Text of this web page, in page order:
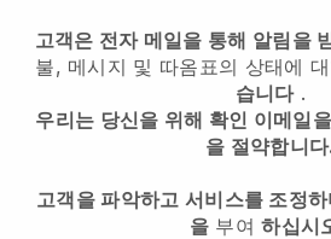
고객은 전자 메일을 통해 알림을
불, 메시지 및 따옴표의 상태에
습니다.
우리는 당신을 위해 확인 이메일
을 절약합니
고객을 파악하고 서비스를 조정하
을 부여하십시